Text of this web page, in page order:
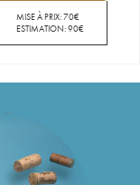
MISE À PRIX:70€
ESTIMATION:90€